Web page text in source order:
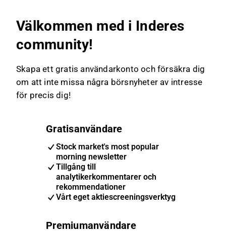
Välkommen med i Inderes
community!
Skapa ett gratis användarkonto och försäkra dig
om att inte missa några börsnyheter av intresse
för precis dig!
Gratisanvändare
Stock market's most popular
morning newsletter
Tillgång till
analytikerkommentarer och
rekommendationer
Vårt eget aktiescreeningsverktyg
Premiumanvändare